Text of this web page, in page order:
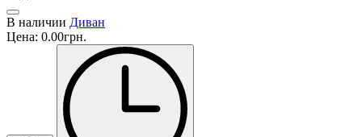
В наличии Диван
Цена: 0.00грн.